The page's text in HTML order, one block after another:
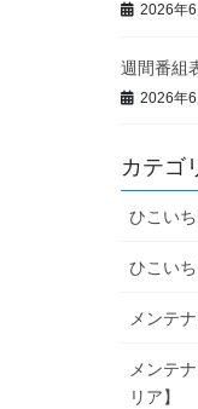
2026年6
週間番組
2026年6
カテゴ
ひこい
ひこい
メンテ
メンテ
リア】